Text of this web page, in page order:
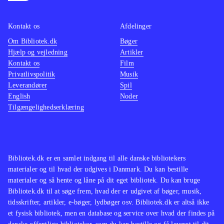
"Skylanders" og "Disney Universe".
Ser man alene på gameplay, så
minder spillet om den lange serie af
Lego-spil, fx. "The Hobbit" eller
"Star wars".
Bibliotek.dk er en samlet indgang til alle danske bibliotekers
materialer og til hvad der udgives i Danmark. Du kan bestille
materialer og så hente og låne på dit eget bibliotek. Du kan bruge
Bibliotek.dk til at søge frem, hvad der er udgivet af bøger, musik,
tidsskrifter, artikler, e-bøger, lydbøger osv. Bibliotek.dk er altså ikke
et fysisk bibliotek, men en database og service over hvad der findes på
Kontakt os
Om Bibliotek.dk
Hjælp og vejledning
Kontakt os
Privatlivspolitik
Leverandører
English
Tilgængelighedserklæring
Afdelinger
Bøger
Artikler
Film
Musik
Spil
Noder